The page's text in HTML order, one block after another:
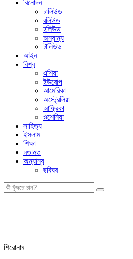
বিনোদন
ঢালিউড
বলিউড
হলিউড
অন্যান্য
টালিউড
আইন
বিশ্ব
এশিয়া
ইউরোপ
আমেরিকা
অস্ট্রেলিয়া
আফ্রিকা
ওশেনিয়া
সাহিত্য
ইসলাম
শিক্ষা
মতামত
অন্যান্য
ছবিঘর
শিরোনাম